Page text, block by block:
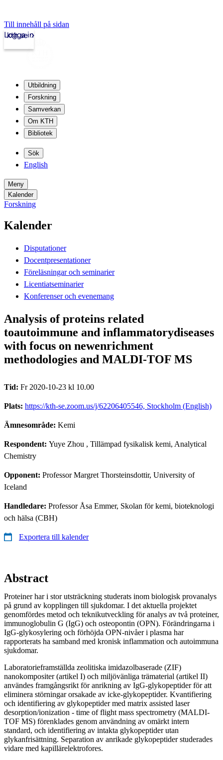
Till innehåll på sidan
kth.se
Logga in
Utbildning
Forskning
Samverkan
Om KTH
Bibliotek
Sök
English
Meny
Kalender
Forskning
Kalender
Disputationer
Docentpresentationer
Föreläsningar och seminarier
Licentiatseminarier
Konferenser och evenemang
Analysis of proteins related
toautoimmune and inflammatorydiseases
with focus on newenrichment
methodologies and MALDI-TOF MS
Tid: Fr 2020-10-23 kl 10.00
Plats: https://kth-se.zoom.us/j/62206405546, Stockholm (English)
Ämnesområde: Kemi
Respondent: Yuye Zhou , Tillämpad fysikalisk kemi, Analytical
Chemistry
Opponent: Professor Margret Thorsteinsdottir, University of
Iceland
Handledare: Professor Åsa Emmer, Skolan för kemi, bioteknologi
och hälsa (CBH)
Exportera till kalender
Abstract
Proteiner har i stor utsträckning studerats inom biologisk provanalys
på grund av kopplingen till sjukdomar. I det aktuella projektet
genomfördes metod och teknikutveckling för analys av två proteiner,
immunoglobulin G (IgG) och osteopontin (OPN). Förändringarna i
IgG-glykosylering och förhöjda OPN-nivåer i plasma har
rapporterats ha samband med kronisk inflammation och autoimmuna
sjukdomar.
Laboratorieframställda zeolitiska imidazolbaserade (ZIF)
nanokompositer (artikel I) och miljövänliga trämaterial (artikel II)
användes framgångsrikt för anrikning av IgG-glykopeptider för att
eliminera störningar orsakade av icke-glykopeptider. Kvantifiering
och identifiering av glykopeptider med matrix assisted laser
desorption/ionization - time of flight mass spectrometry (MALDI-
TOF MS) förenklades genom användning av omärkt intern
standard, och identifiering av intakta glykopeptider utan
glykanfrisättning. Separation av anrikade glykopeptider studerades
vidare med kapillärelektrofores.